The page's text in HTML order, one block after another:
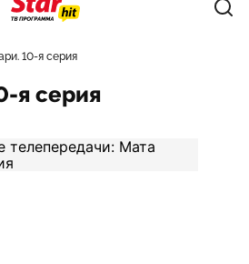
10-я серия
я серия